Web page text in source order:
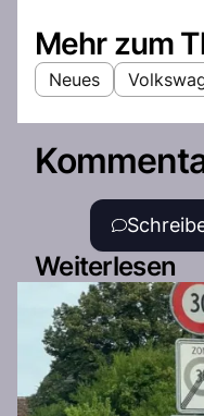
Mehr zum
Neues
Weiterlesen